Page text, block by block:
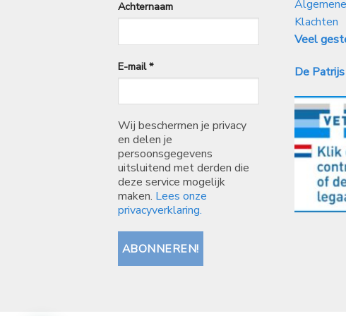
Achternaam
E-mail*
Wij beschermen je privacy
en delen je
persoonsgegevens
uitsluitend met derden die
deze service mogelijk
maken. Lees onze
privacyverklaring.
Klachten
Veel
De